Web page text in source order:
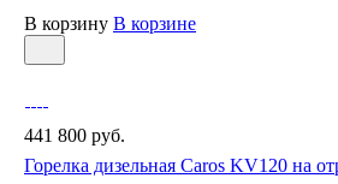
В корзину В корзине
441 800 руб.
Горелка дизельная Caros KV120 на